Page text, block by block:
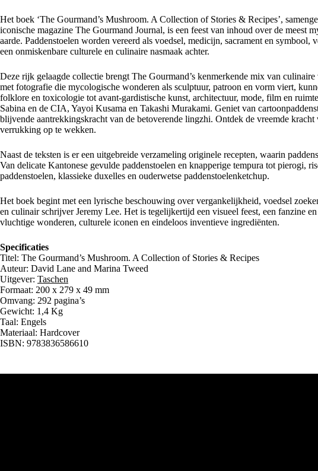
Het boek ‘The Gourmand’s Mushroom. A Collection of Stories & Recipes’,
iconische magazine The Gourmand Journal, is een feest van inhoud over de meest
aarde. Paddenstoelen worden vereerd als voedsel, medicijn, sacrament en
een onmiskenbare culturele en culinaire nasmaak achter.
Deze rijk gelaagde collectie brengt The Gourmand’s kenmerkende mix van
met fotografie die mycologische wonderen als sculptuur, patroon en vorm viert,
folklore en toxicologie tot avant-gardistische kunst, architectuur, mode, film en
Sabina en de CIA, Yayoi Kusama en Takashi Murakami. Geniet van
blijvende aantrekkingskracht van de betoverende lingzhi. Ontdek de vreemde
verrukking op te wekken.
Naast de teksten is er een uitgebreide verzameling originele recepten, waarin
Van delicate Kantonese gevulde paddenstoelen en knapperige tempura tot pierogi,
paddenstoelen, klassieke duxelles en ouderwetse paddenstoelenketchup.
Het boek begint met een lyrische beschouwing over vergankelijkheid, voedsel
en culinair schrijver Jeremy Lee. Het is tegelijkertijd een visueel feest, een fanzine
vluchtige wonderen, culturele iconen en eindeloos inventieve ingrediënten.
Specificaties
Titel: The Gourmand’s Mushroom. A Collection of Stories & Recipes
Auteur: David Lane and Marina Tweed
Uitgever: Taschen
Formaat: 200 x 279 x 49 mm
Omvang: 292 pagina’s
Gewicht: 1,4 Kg
Taal: Engels
Materiaal: Hardcover
ISBN: 9783836586610